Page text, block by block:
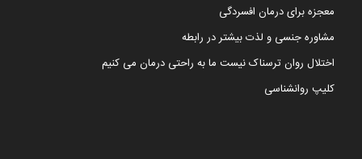
معجزه برای درمان افسردگی
مشاوره جنسی و لذت بیشتر در رابطه
اختلال روان ترسناک نیست ما به راحتی درمان می کنیم
کلیپ روانشناسی